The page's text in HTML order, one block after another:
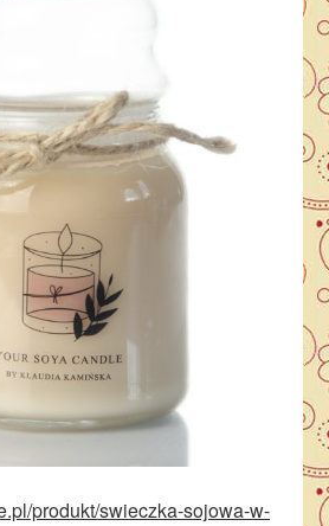
produkt/swieczka-sojowa-w-